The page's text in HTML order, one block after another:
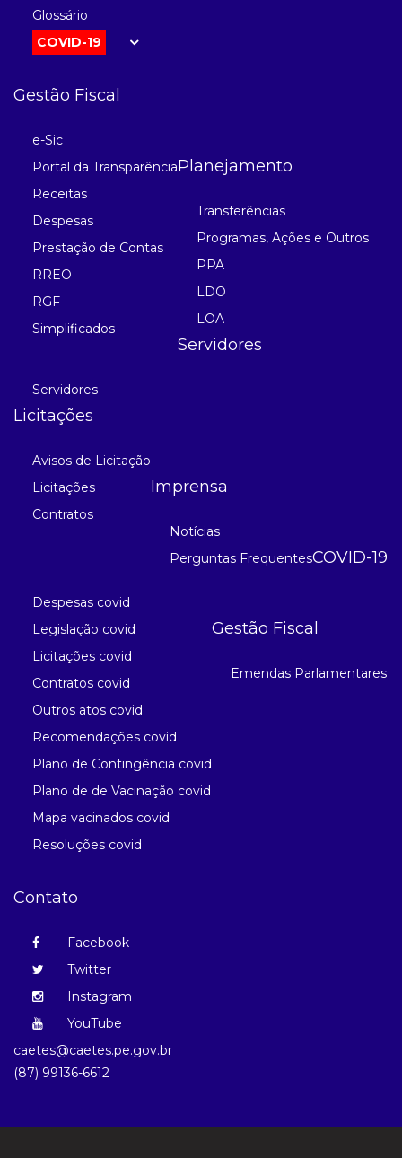
Glossário
COVID-19
Gestão Fiscal
e-Sic
Portal da Transparência
Receitas
Despesas
Prestação de Contas
RREO
RGF
Simplificados
Planejamento
Transferências
Programas, Ações e Outros
PPA
LDO
LOA
Servidores
Servidores
Licitações
Avisos de Licitação
Licitações
Contratos
Imprensa
Notícias
Perguntas FrequentesCOVID-19
Despesas covid
Legislação covid
Licitações covid
Contratos covid
Outros atos covid
Recomendações covid
Plano de Contingência covid
Plano de de Vacinação covid
Mapa vacinados covid
Resoluções covid
Gestão Fiscal
Emendas Parlamentares
Contato
Facebook
Twitter
Instagram
YouTube
caetes@caetes.pe.gov.br
(87) 99136-6612